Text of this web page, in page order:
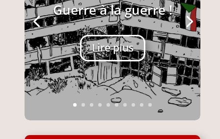
Guerre à la guerre !
Lire plus